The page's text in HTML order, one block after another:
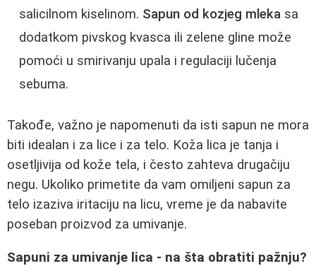
salicilnom kiselinom. Sapun od kozjeg mleka sa
dodatkom pivskog kvasca ili zelene gline može
pomoći u smirivanju upala i regulaciji lučenja
sebuma.
Takođe, važno je napomenuti da isti sapun ne mora
biti idealan i za lice i za telo. Koža lica je tanja i
osetljivija od kože tela, i često zahteva drugačiju
negu. Ukoliko primetite da vam omiljeni sapun za
telo izaziva iritaciju na licu, vreme je da nabavite
poseban proizvod za umivanje.
Sapuni za umivanje lica - na šta obratiti pažnju?